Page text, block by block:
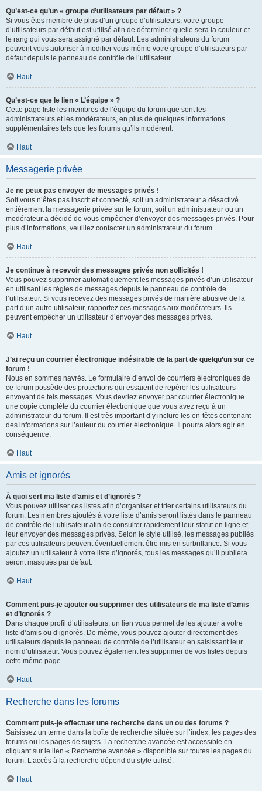
Qu’est-ce qu’un « groupe d’utilisateurs par défaut » ?
Si vous êtes membre de plus d’un groupe d’utilisateurs, votre groupe
d’utilisateurs par défaut est utilisé afin de déterminer quelle sera la couleur et
le rang qui vous sera assigné par défaut. Les administrateurs du forum
peuvent vous autoriser à modifier vous-même votre groupe d’utilisateurs par
défaut depuis le panneau de contrôle de l’utilisateur.
Haut
Qu’est-ce que le lien « L’équipe » ?
Cette page liste les membres de l’équipe du forum que sont les
administrateurs et les modérateurs, en plus de quelques informations
supplémentaires tels que les forums qu’ils modèrent.
Haut
Messagerie privée
Je ne peux pas envoyer de messages privés !
Soit vous n’êtes pas inscrit et connecté, soit un administrateur a désactivé
entièrement la messagerie privée sur le forum, soit un administrateur ou un
modérateur a décidé de vous empêcher d’envoyer des messages privés. Pour
plus d’informations, veuillez contacter un administrateur du forum.
Haut
Je continue à recevoir des messages privés non sollicités !
Vous pouvez supprimer automatiquement les messages privés d’un utilisateur
en utilisant les règles de messages depuis le panneau de contrôle de
l’utilisateur. Si vous recevez des messages privés de manière abusive de la
part d’un autre utilisateur, rapportez ces messages aux modérateurs. Ils
peuvent empêcher un utilisateur d’envoyer des messages privés.
Haut
J’ai reçu un courrier électronique indésirable de la part de quelqu’un sur ce
forum !
Nous en sommes navrés. Le formulaire d’envoi de courriers électroniques de
ce forum possède des protections qui essaient de repérer les utilisateurs
envoyant de tels messages. Vous devriez envoyer par courrier électronique
une copie complète du courrier électronique que vous avez reçu à un
administrateur du forum. Il est très important d’y inclure les en-têtes contenant
des informations sur l’auteur du courrier électronique. Il pourra alors agir en
conséquence.
Haut
Amis et ignorés
À quoi sert ma liste d’amis et d’ignorés ?
Vous pouvez utiliser ces listes afin d’organiser et trier certains utilisateurs du
forum. Les membres ajoutés à votre liste d’amis seront listés dans le panneau
de contrôle de l’utilisateur afin de consulter rapidement leur statut en ligne et
leur envoyer des messages privés. Selon le style utilisé, les messages publiés
par ces utilisateurs peuvent éventuellement être mis en surbrillance. Si vous
ajoutez un utilisateur à votre liste d’ignorés, tous les messages qu’il publiera
seront masqués par défaut.
Haut
Comment puis-je ajouter ou supprimer des utilisateurs de ma liste d’amis
et d’ignorés ?
Dans chaque profil d’utilisateurs, un lien vous permet de les ajouter à votre
liste d’amis ou d’ignorés. De même, vous pouvez ajouter directement des
utilisateurs depuis le panneau de contrôle de l’utilisateur en saisissant leur
nom d’utilisateur. Vous pouvez également les supprimer de vos listes depuis
cette même page.
Haut
Recherche dans les forums
Comment puis-je effectuer une recherche dans un ou des forums ?
Saisissez un terme dans la boîte de recherche située sur l’index, les pages des
forums ou les pages de sujets. La recherche avancée est accessible en
cliquant sur le lien « Recherche avancée » disponible sur toutes les pages du
forum. L’accès à la recherche dépend du style utilisé.
Haut